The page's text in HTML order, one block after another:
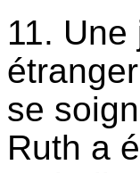
11.
se
Ruth a